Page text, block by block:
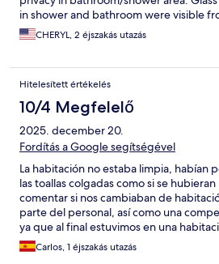
in shower and bathroom were visible
CHERYL, 2 éjszakás utazás
Hitelesített értékelés
10/4 Megfelelő
2025. december 20.
Fordítás a Google segítségével
La habitación no estaba limpia, habían
las toallas colgadas como si se
comentar si nos cambiaban de
parte del personal, así como una
ya que al final estuvimos en una
Era una ocasión especial ya que era el
tampoco nos dejaron ningún detalle
Carlos, 1 éjszakás utazás